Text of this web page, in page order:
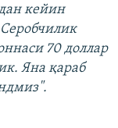
кейин
70 доллар
Яна қараб